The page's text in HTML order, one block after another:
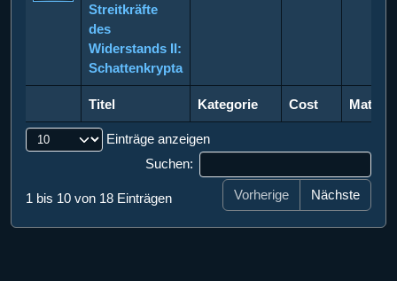
Titel Kategorie Cost
Streitkräfte
des
Widerstands II:
Schattenkrypta
Titel Kategorie Cost
Einträge anzeigen
Suchen:
1 bis 10 von 18 Einträgen Vorherige Nächste